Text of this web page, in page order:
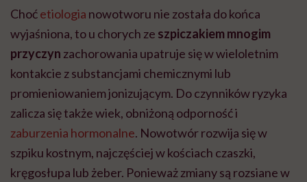
Choćetiologia nowotworu nie została do końca
wyjaśniona, to u chorych ze szpiczakiem mnogim
przyczyn zachorowania upatruje się w wieloletnim
kontakcie z substancjami chemicznymi lub
promieniowaniem jonizującym. Do czynników ryzyka
zalicza się także wiek, obniżoną odporność i
zaburzenia hormonalne. Nowotwór rozwija się w
szpiku kostnym, najczęściej w kościach czaszki,
kręgosłupa lub żeber. Ponieważ zmiany są rozsiane w